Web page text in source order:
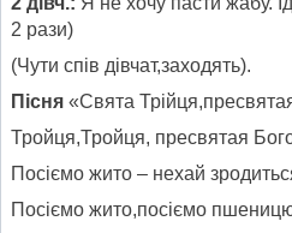
2 рази)
(Чути спів дівчат,заходять).
Пісня «Свята
Тройця,Тройця, пресвятая
Посіємо жито – нехай
Посіємо жито,посіємо